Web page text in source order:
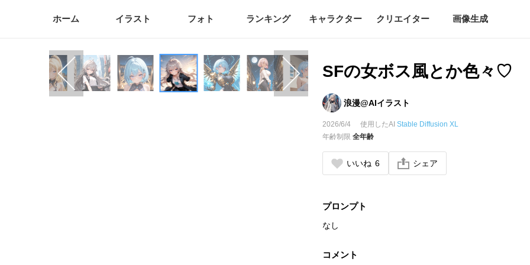
ホーム イラスト フォト ランキング キャラクター クリエイター 画像生成
SFの女ボス風とか色々♡
浪漫@AIイラスト
2026/6/4 使用したAIStable Diffusion XL
年齢制限全年齢
いいね 6 シェア
プロンプト
なし
コメント